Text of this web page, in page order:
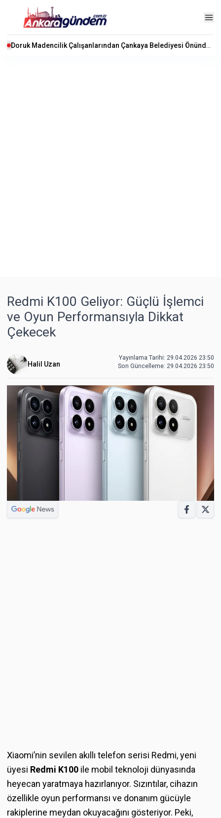
Redmi K100 Geliyor: Güçlü İşlemci
ve Oyun Performansıyla Dikkat
Çekecek
Halil Uzan
Yayınlama Tarihi: 29.04.2026 23:50
Son Güncelleme: 29.04.2026 23:50
Xiaomi’nin sevilen akıllı telefon serisi Redmi, yeni
üyesi Redmi K100 ile mobil teknoloji dünyasında
heyecan yaratmaya hazırlanıyor. Sızıntılar, cihazın
özellikle oyun performansı ve donanım gücüyle
rakiplerine meydan okuyacağını gösteriyor. Peki,